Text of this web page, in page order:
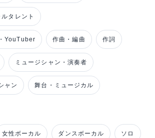
タレント
YouTuber 作曲・編曲 作詞
ミュージシャン・演奏者
ャン 舞台・ミュージカル
女性ボーカル ダンスボーカル ソロ